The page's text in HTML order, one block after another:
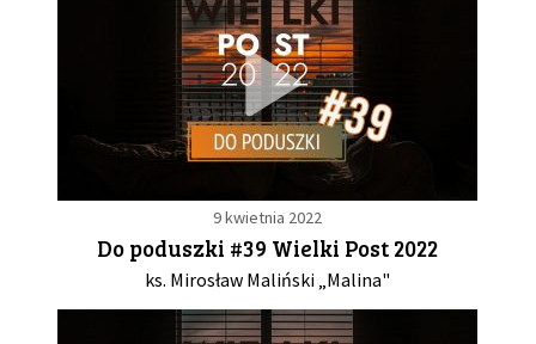
9 kwietnia 2022
Do poduszki #39 Wielki Post 2022
ks. Mirosław Maliński „Malina"